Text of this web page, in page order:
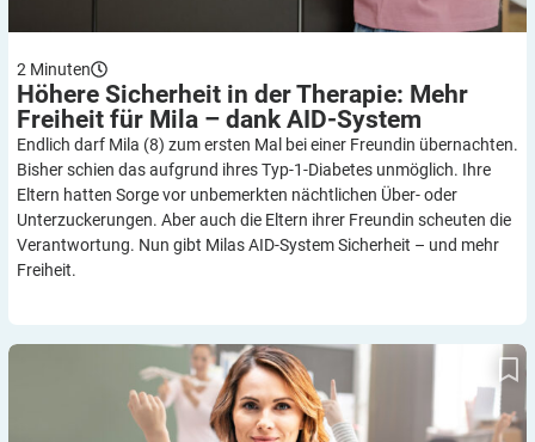
2 Minuten
Höhere Sicherheit in der Therapie: Mehr
Freiheit für Mila – dank AID-System
Endlich darf Mila (8) zum ersten Mal bei einer Freundin übernachten.
Bisher schien das aufgrund ihres Typ-1-Diabetes unmöglich. Ihre
Eltern hatten Sorge vor unbemerkten nächtlichen Über- oder
Unterzuckerungen. Aber auch die Eltern ihrer Freundin scheuten die
Verantwortung. Nun gibt Milas AID-System Sicherheit – und mehr
Freiheit.
Plädoyer für Schulgesundheitsfachkräfte: Selbsthilfe fordert
nachhaltige Lösungen statt Träger-Gerangel